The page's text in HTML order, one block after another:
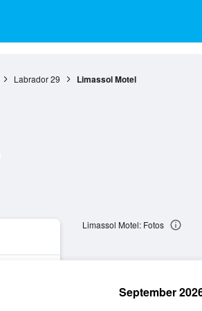
Labrador 29 Limassol Motel
Limassol Motel: Fotos
September